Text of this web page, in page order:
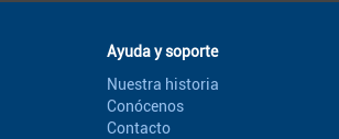
Ayuda y soporte
Nuestra historia
Conócenos
Contacto